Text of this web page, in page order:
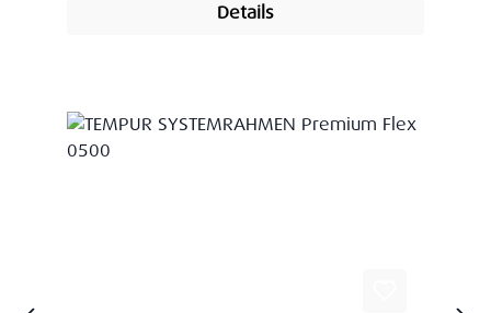
Details